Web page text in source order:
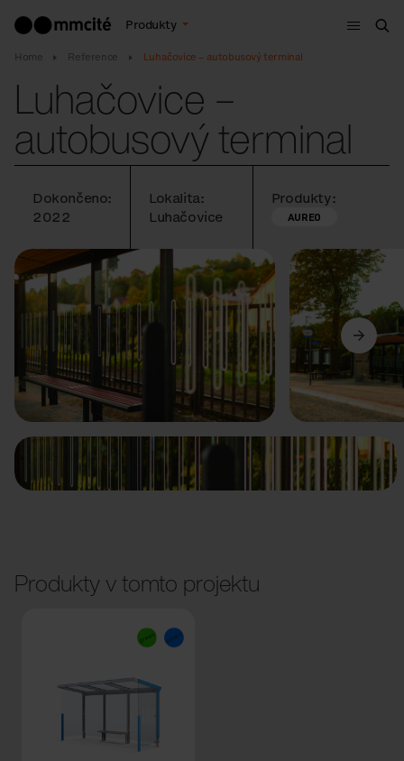
Produkty
Menu
Home Reference Luhačovice – autobusový terminal
Luhačovice –
autobusový terminal
Dokončeno:
2022
Lokalita:
Luhačovice
Produkty:
AUREO
Předchozí Další
Produkty v tomto projektu